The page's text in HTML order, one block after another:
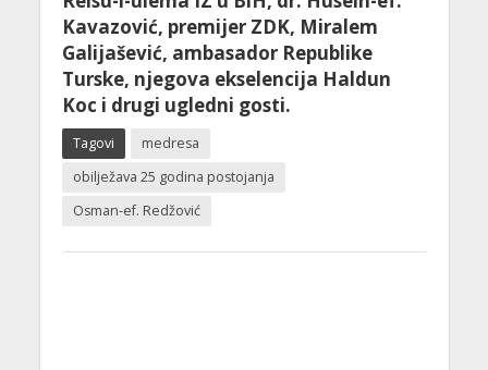
Kavazović, premijer ZDK, Miralem
Galijašević, ambasador Republike
Turske, njegova ekselencija Haldun
Koc i drugi ugledni gosti.
Tagovi
medresa
obilježava 25 godina postojanja
Osman-ef. Redžović